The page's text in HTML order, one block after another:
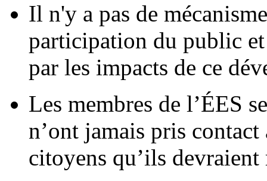
Il n'y a pas de
participation du public et
par les impacts de ce
Les membres de l’ÉES
n’ont jamais pris
citoyens qu’ils devraient